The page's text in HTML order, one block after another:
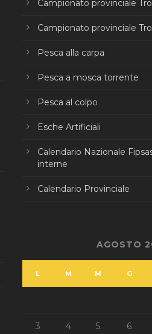
Campionato provinciale
Campionato provinciale
Pesca alla carpa
Pesca a mosca torrente
Pesca al colpo
Esche Artificiali
Calendario Nazionale
interne
Calendario Provinciale
AGOSTO
L M M G
3 4 5 6